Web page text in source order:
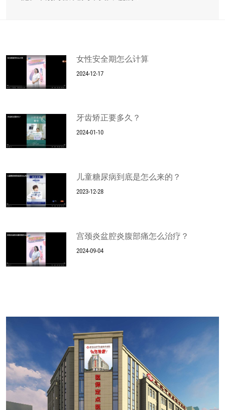
女性安全期怎么计算
2024-12-17
牙齿矫正要多久？
2024-01-10
儿童糖尿病到底是怎么来的？
2023-12-28
宫颈炎盆腔炎腹部痛怎么治疗？
2024-09-04